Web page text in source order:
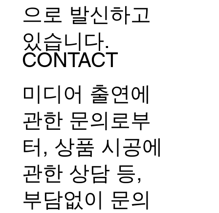
으로 발신하고
있습니다.
CONTACT
미디어 출연에
관한 문의로부
터, 상품 시공에
관한 상담 등,
부담없이 문의